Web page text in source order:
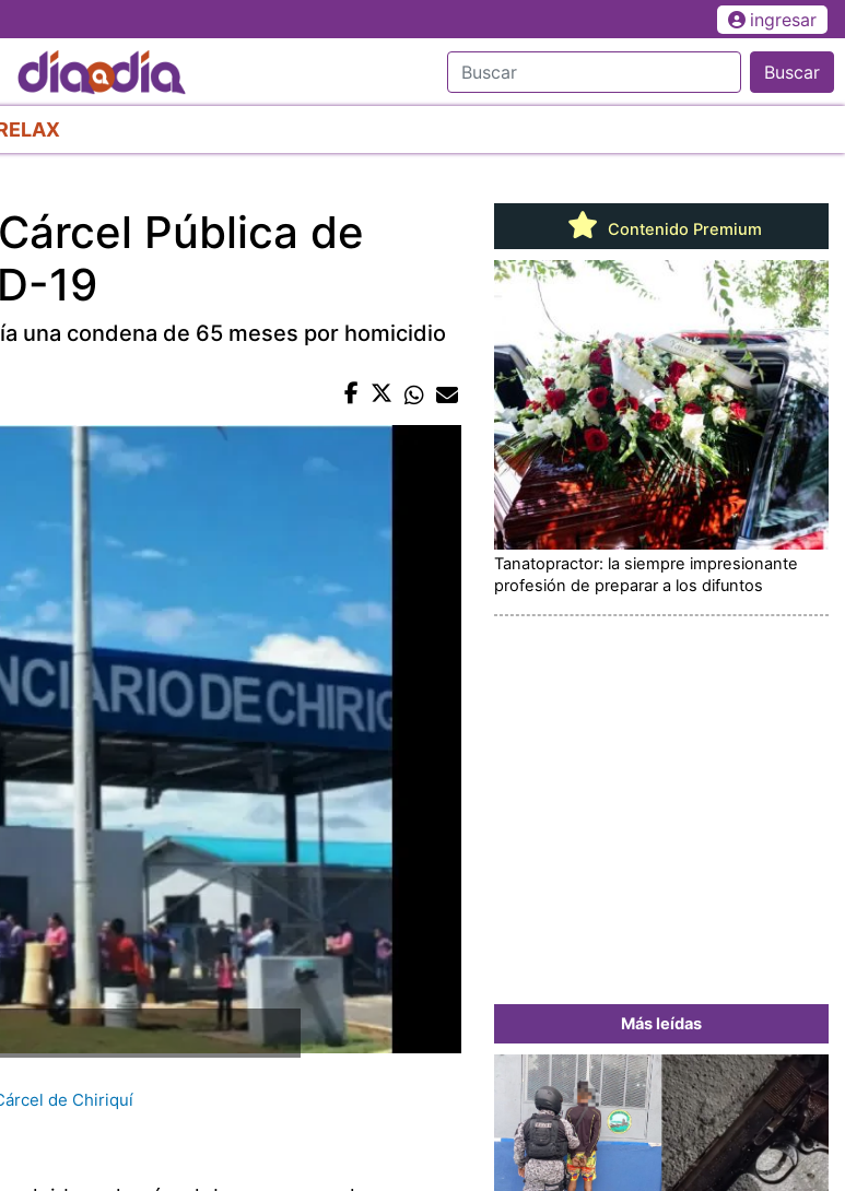
al
contenido
principal
ingresar
Buscar
Pública de
19
una condena de 65 meses por homicidio
de Chiriquí
Contenido Premium
Tanatopractor: la siempre impresionante
profesión de preparar a los difuntos
Más leídas